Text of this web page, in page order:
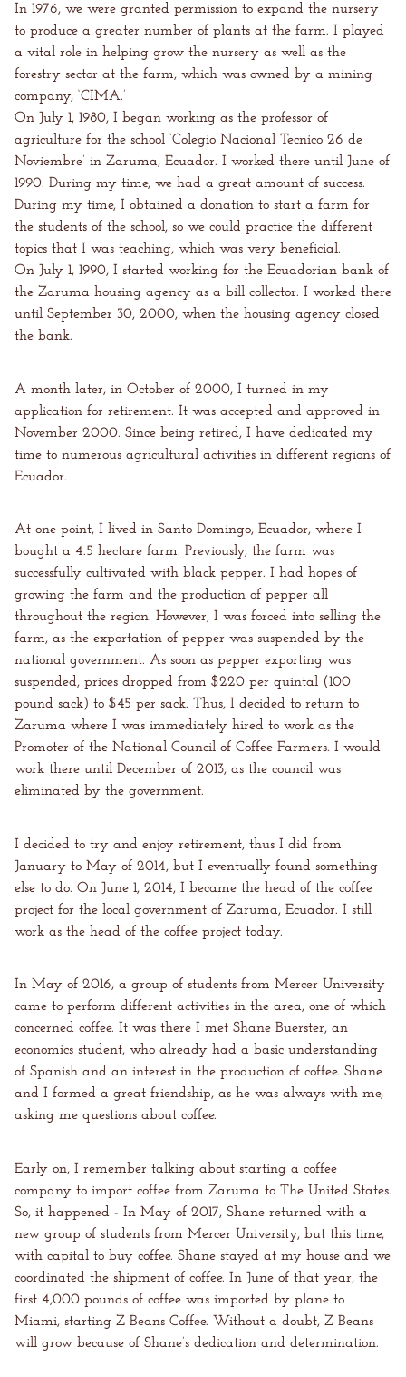
In 1976, we were granted permission to expand the nursery
to produce a greater number of plants at the farm. I played
a vital role in helping grow the nursery as well as the
forestry sector at the farm, which was owned by a mining
company, ‘CIMA.’
On July 1, 1980, I began working as the professor of
agriculture for the school ‘Colegio Nacional Tecnico 26 de
Noviembre’ in Zaruma, Ecuador. I worked there until June of
1990. During my time, we had a great amount of success.
During my time, I obtained a donation to start a farm for
the students of the school, so we could practice the different
topics that I was teaching, which was very beneficial.
On July 1, 1990, I started working for the Ecuadorian bank of
the Zaruma housing agency as a bill collector. I worked there
until September 30, 2000, when the housing agency closed
the bank.
A month later, in October of 2000, I turned in my
application for retirement. It was accepted and approved in
November 2000. Since being retired, I have dedicated my
time to numerous agricultural activities in different regions of
Ecuador.
At one point, I lived in Santo Domingo, Ecuador, where I
bought a 4.5 hectare farm. Previously, the farm was
successfully cultivated with black pepper. I had hopes of
growing the farm and the production of pepper all
throughout the region. However, I was forced into selling the
farm, as the exportation of pepper was suspended by the
national government. As soon as pepper exporting was
suspended, prices dropped from $220 per quintal (100
pound sack) to $45 per sack. Thus, I decided to return to
Zaruma where I was immediately hired to work as the
Promoter of the National Council of Coffee Farmers. I would
work there until December of 2013, as the council was
eliminated by the government.
I decided to try and enjoy retirement, thus I did from
January to May of 2014, but I eventually found something
else to do. On June 1, 2014, I became the head of the coffee
project for the local government of Zaruma, Ecuador. I still
work as the head of the coffee project today.
In May of 2016, a group of students from Mercer University
came to perform different activities in the area, one of which
concerned coffee. It was there I met Shane Buerster, an
economics student, who already had a basic understanding
of Spanish and an interest in the production of coffee. Shane
and I formed a great friendship, as he was always with me,
asking me questions about coffee.
Early on, I remember talking about starting a coffee
company to import coffee from Zaruma to The United States.
So, it happened - In May of 2017, Shane returned with a
new group of students from Mercer University, but this time,
with capital to buy coffee. Shane stayed at my house and we
coordinated the shipment of coffee. In June of that year, the
first 4,000 pounds of coffee was imported by plane to
Miami, starting Z Beans Coffee. Without a doubt, Z Beans
will grow because of Shane’s dedication and determination.